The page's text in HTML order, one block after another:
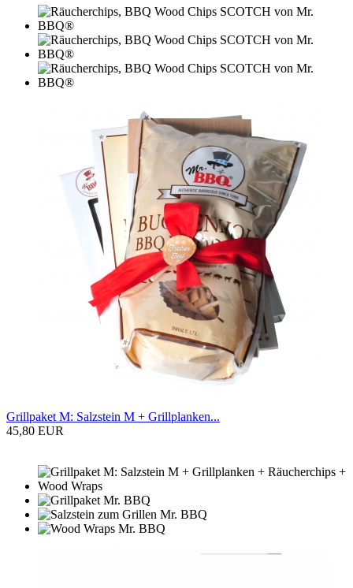
Grillpaket M: Salzstein M + Grillplanken...
45,80 EUR